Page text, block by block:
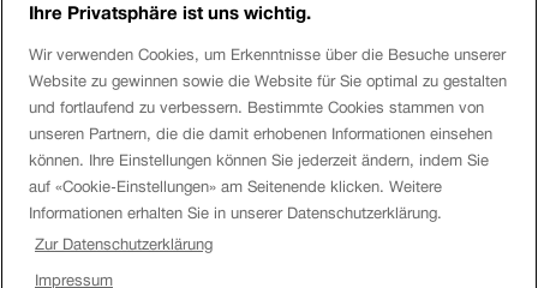
Login eServices
Social Media
Über die SBB
Ihre Privatsphäre ist uns wichtig.
Wir verwenden Cookies, um Erkenntnisse über die Besuche unserer
Website zu gewinnen sowie die Website für Sie optimal zu gestalten
und fortlaufend zu verbessern. Bestimmte Cookies stammen von
unseren Partnern, die die damit erhobenen Informationen einsehen
können. Ihre Einstellungen können Sie jederzeit ändern, indem Sie
auf «Cookie-Einstellungen» am Seitenende klicken. Weitere
Informationen erhalten Sie in unserer Datenschutzerklärung.
Zur Datenschutzerklärung
Impressum